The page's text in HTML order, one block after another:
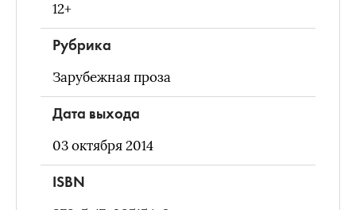
12+
Рубрика
Зарубежная проза
Дата выхода
03 октября 2014
ISBN